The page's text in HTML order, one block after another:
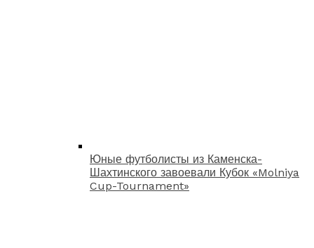
Юные футболисты из Каменска-
Шахтинского завоевали Кубок «Molniya
Cup-Tournament»